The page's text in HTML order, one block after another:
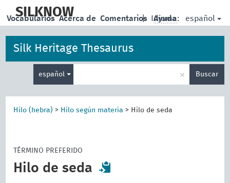
main
SILKNOW | Idioma: español
Vocabularios Acerca de Comentarios Ayuda
Silk Heritage Thesaurus
español × Buscar
Hilo (hebra) > Hilo según materia > Hilo de seda
TÉRMINO PREFERIDO
Hilo de seda